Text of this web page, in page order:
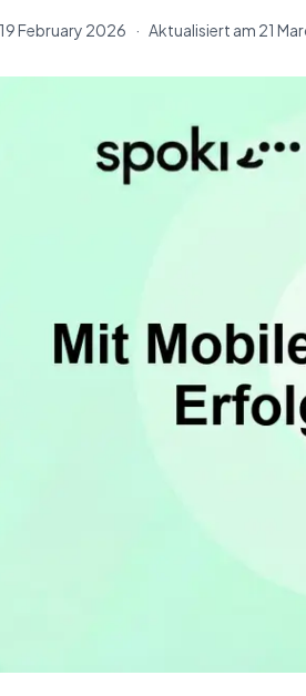
19 February 2026 · Aktualisiert am 21